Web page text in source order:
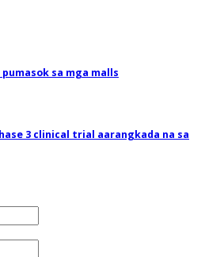
pumasok sa mga malls
3 clinical trial aarangkada na sa